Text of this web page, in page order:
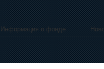
Информация о фонде